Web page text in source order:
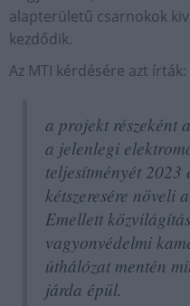
alapterületű csarnokok
kezdődik.
Az MTI kérdésére azt írták:
a projekt részeként
a jelenlegi
teljesítményét 2023
kétszeresére növeli
Emellett
vagyonvédelmi
úthálózat mentén
járda épül.